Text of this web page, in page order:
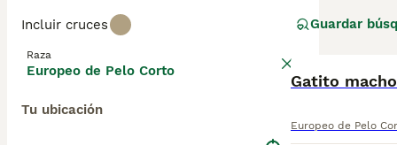
Incluir cruces
Raza
Europeo de Pelo Corto
Tu ubicación
caracteriza por
inteligentes,
requieren
gatos
mantener la
\"gato
Guardar
Gatito
Europeo de Pelo